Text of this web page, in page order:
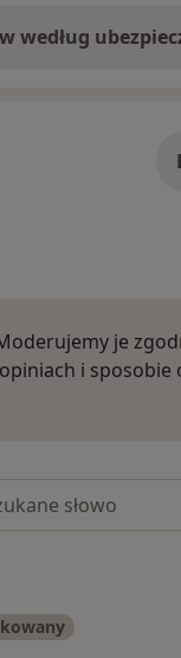
według
je
i sposobie